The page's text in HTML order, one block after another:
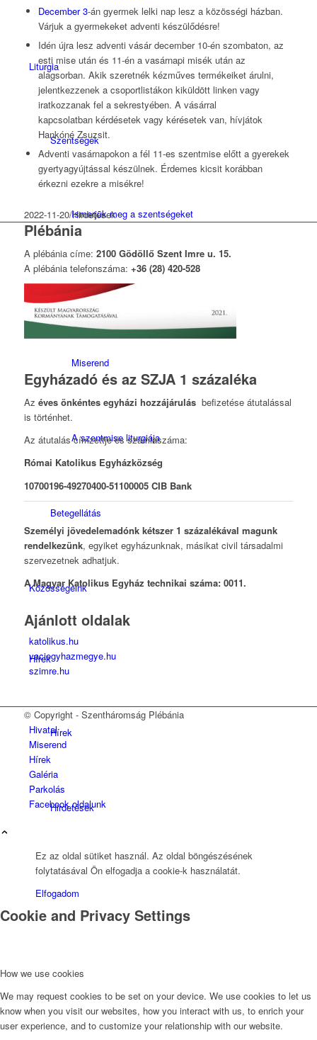
Liturgia
Szentségek
Ismerjük meg a szentségeket
Miserend
Miserend
A szentmise liturgiája
Betegellátás
Közösségeink
Hírek
Hírek
Hirdetések
December 3-án gyermek lelki nap lesz a közösségi házban.
Várjuk a gyermekeket adventi készülődésre!
Idén újra lesz adventi vásár december 10-én szombaton, az
esti mise után és 11-én a vasárnapi misék után az
alagsorban. Akik szeretnék kézműves termékeiket árulni,
jelentkezzenek a csoportlistákon kiküldött linken vagy
iratkozzanak fel a sekrestyében. A vásárral
kapcsolatban kérdésetek vagy kérésetek van, hívjátok
Hankóné Zsuzsit.
Adventi vasárnapokon a fél 11-es szentmise előtt a gyerekek
gyertyagyújtással készülnek. Érdemes kicsit korábban
érkezni ezekre a misékre!
2022-11-20/Hirdetések
Plébánia
A plébánia címe: 2100 Gödöllő Szent Imre u. 15.
A plébánia telefonszáma: +36 (28) 420-528
Egyházadó és az SZJA 1 százaléka
Az éves önkéntes egyházi hozzájárulás befizetése átutalással
is történhet.
Az átutalás címzettje és számlaszáma:
Római Katolikus Egyházközség
10700196-49270400-51100005 CIB Bank
Személyi jövedelemadónk kétszer 1 százalékával magunk
rendelkezünk, egyiket egyházunknak, másikat civil társadalmi
szervezetnek adhatjuk.
A Magyar Katolikus Egyház technikai száma: 0011.
Ajánlott oldalak
katolikus.hu
vaciegyhazmegye.hu
szimre.hu
© Copyright - Szentháromság Plébánia
Hivatal
Miserend
Hírek
Galéria
Parkolás
Facebook oldalunk
Ez az oldal sütiket használ. Az oldal böngészésének
folytatásával Ön elfogadja a cookie-k használatát.
Elfogadom
Cookie and Privacy Settings
How we use cookies
We may request cookies to be set on your device. We use cookies to let us
know when you visit our websites, how you interact with us, to enrich your
user experience, and to customize your relationship with our website.